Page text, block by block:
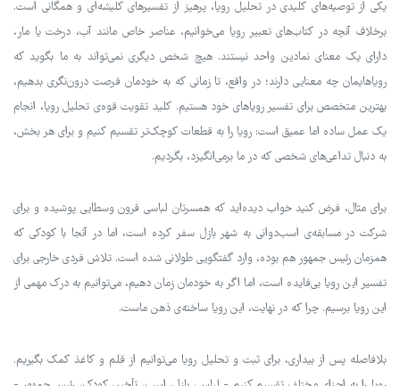
یکی از توصیه‌های کلیدی در تحلیل رویا، پرهیز از تفسیرهای کلیشه‌ای و همگانی است.
برخلاف آنچه در کتاب‌های تعبیر رویا می‌خوانیم، عناصر خاص مانند آب، درخت یا مار،
دارای یک معنای نمادین واحد نیستند. هیچ شخص دیگری نمی‌تواند به ما بگوید که
رویاهایمان چه معنایی دارند؛ در واقع، تا زمانی که به خودمان فرصت درون‌نگری بدهیم،
بهترین متخصص برای تفسیر رویاهای خود هستیم. کلید تقویت قوه‌ی تحلیل رویا، انجام
یک عمل ساده اما عمیق است: رویا را به قطعات کوچک‌تر تقسیم کنیم و برای هر بخش،
به دنبال تداعی‌های شخصی که در ما برمی‌انگیزد، بگردیم.
برای مثال، فرض کنید خواب دیده‌اید که همسرتان لباسی قرون وسطایی پوشیده و برای
شرکت در مسابقه‌ی اسب‌دوانی به شهر بازل سفر کرده است، اما در آنجا با کودکی که
همزمان رئیس جمهور هم بوده، وارد گفتگویی طولانی شده است. تلاش فردی خارجی برای
تفسیر این رویا بی‌فایده است، اما اگر به خودمان زمان دهیم، می‌توانیم به درک مهمی از
این رویا برسیم. چرا که در نهایت، این رویا ساخته‌ی ذهن ماست.
بلافاصله پس از بیداری، برای ثبت و تحلیل رویا می‌توانیم از قلم و کاغذ کمک بگیریم.